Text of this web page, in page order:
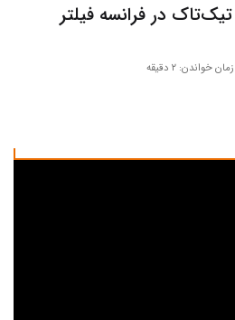
تیک‌تاک‌ در فرانسه فیلتر
زمان خواندن: ۲ دقیقه